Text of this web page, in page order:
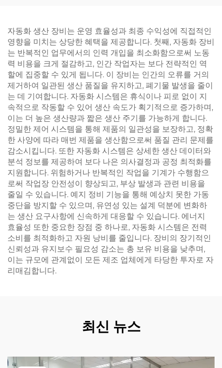
자동화 생산 장비는 운영 효율성과 최종 수익성에 직접적인
영향을 미치는 상당한 혜택을 제공합니다. 첫째, 자동화 장비
는 반복적인 업무에서의 인력 개입을 최소화함으로써 노동
력 비용을 크게 절감하고, 인간 작업자는 보다 전략적인 역
할에 집중할 수 있게 됩니다. 이 장비는 인간의 오류를 거의
제거하여 일관된 생산 품질을 유지하고, 폐기물 발생을 줄이
는 데 기여합니다. 자동화 시스템은 휴식이나 피로 없이 지
속적으로 작동할 수 있어 생산 속도가 획기적으로 증가하며,
이는 더 높은 생산량과 짧은 생산 주기를 가능하게 합니다.
정밀한 제어 시스템을 통해 제품의 일관성을 보장하고, 정확
한 사양에 따라 매번 제품을 생산함으로써 품질 관리 문제를
감소시킵니다. 또한 자동화 시스템은 상세한 생산 데이터와
분석 정보를 제공하여 보다 나은 의사결정과 공정 최적화를
지원합니다. 위험하거나 반복적인 작업을 기계가 수행함으
로써 작업장 안전성이 향상되고, 부상 발생과 관련 비용을
줄일 수 있습니다. 예지 정비 기능을 통해 예상치 못한 가동
중단을 방지할 수 있으며, 유연성 있는 설계 덕분에 변화하
는 생산 요구사항에 신속하게 대응할 수 있습니다. 에너지
효율성 또한 중요한 장점 중 하나로, 자동화 시스템은 전력
소비를 최적화하고 자원 낭비를 줄입니다. 장비의 장기적인
신뢰성과 유지보수 필요성 감소는 총 보유 비용을 낮추며,
이는 규모에 관계없이 모든 제조 업체에게 타당한 투자로 자
리매김합니다.
최신 뉴스